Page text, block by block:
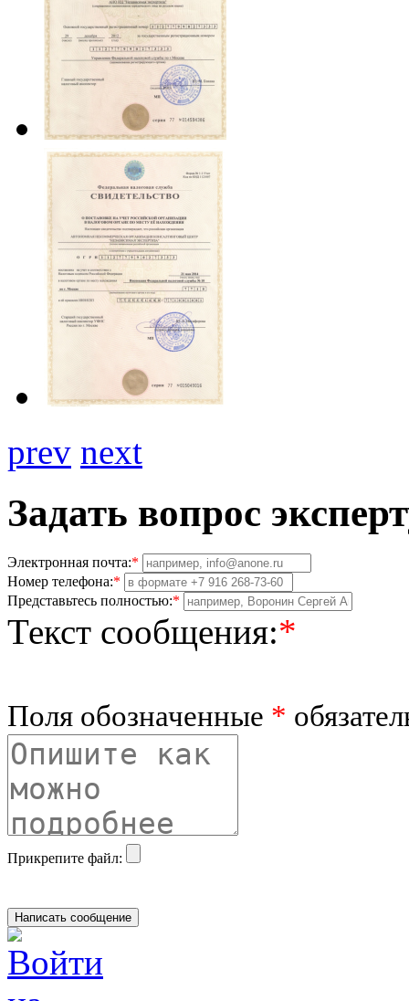
prev next
Задать вопрос
Электронная почта:*
Номер телефона:*
Представьтесь полностью:*
Текст сообщения:*
Поля обозначенные *
Прикрепите файл: